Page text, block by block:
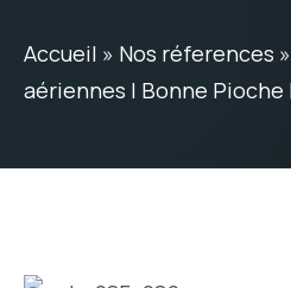
Accueil » Nos réferences »
aériennes | Bonne